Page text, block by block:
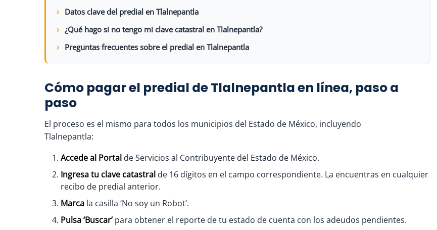
Datos clave del predial en Tlalnepantla
¿Qué hago si no tengo mi clave catastral en Tlalnepantla?
Preguntas frecuentes sobre el predial en Tlalnepantla
Cómo pagar el predial de Tlalnepantla en línea, paso a
paso
El proceso es el mismo para todos los municipios del Estado de México, incluyendo
Tlalnepantla:
Accede al Portal de Servicios al Contribuyente del Estado de México.
Ingresa tu clave catastral de 16 dígitos en el campo correspondiente. La encuentras en cualquier
recibo de predial anterior.
Marca la casilla ‘No soy un Robot’.
Pulsa ‘Buscar’ para obtener el reporte de tu estado de cuenta con los adeudos pendientes.